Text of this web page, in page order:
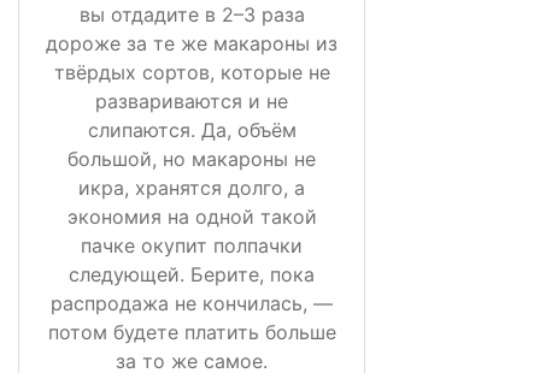
вы отдадите в 2–3 раза
дороже за те же макароны из
твёрдых сортов, которые не
развариваются и не
слипаются. Да, объём
большой, но макароны не
икра, хранятся долго, а
экономия на одной такой
пачке окупит полпачки
следующей. Берите, пока
распродажа не кончилась, —
потом будете платить больше
за то же самое.